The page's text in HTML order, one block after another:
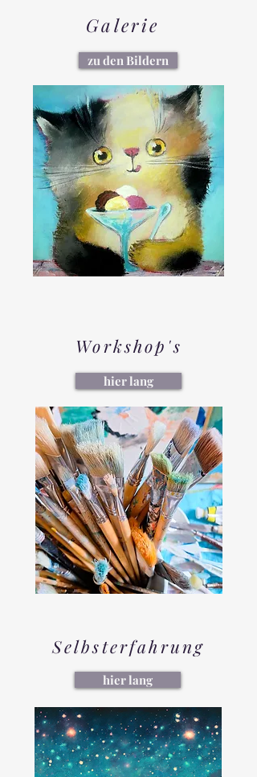
Galerie
zu den Bildern
Workshop's
hier lang
Selbsterfahrung
hier lang